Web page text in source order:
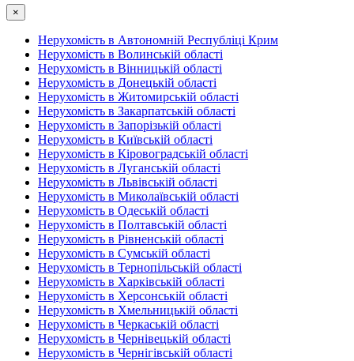
×
Нерухомість в Автономній Республіці Крим
Нерухомість в Волинській області
Нерухомість в Вінницькій області
Нерухомість в Донецькій області
Нерухомість в Житомирській області
Нерухомість в Закарпатській області
Нерухомість в Запорізькій області
Нерухомість в Київській області
Нерухомість в Кіровоградській області
Нерухомість в Луганській області
Нерухомість в Львівській області
Нерухомість в Миколаївській області
Нерухомість в Одеській області
Нерухомість в Полтавській області
Нерухомість в Рівненській області
Нерухомість в Сумській області
Нерухомість в Тернопільській області
Нерухомість в Харківській області
Нерухомість в Херсонській області
Нерухомість в Хмельницькій області
Нерухомість в Черкаській області
Нерухомість в Чернівецькій області
Нерухомість в Чернігівській області